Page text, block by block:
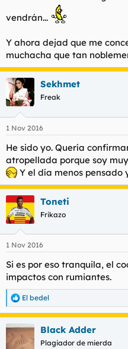
vendrán...
Y ahora dejad que me
muchacha que tan
Sekhmet
Freak
1 Nov 2016
He sido yo. Quería
atropellada porque soy
Y el día menos pensado
Toneti
Frikazo
1 Nov 2016
Si es por eso tranquila, el
impactos con rumiantes.
R
e
a
c
c
El bedel
Black Adder
Plagiador de mierda